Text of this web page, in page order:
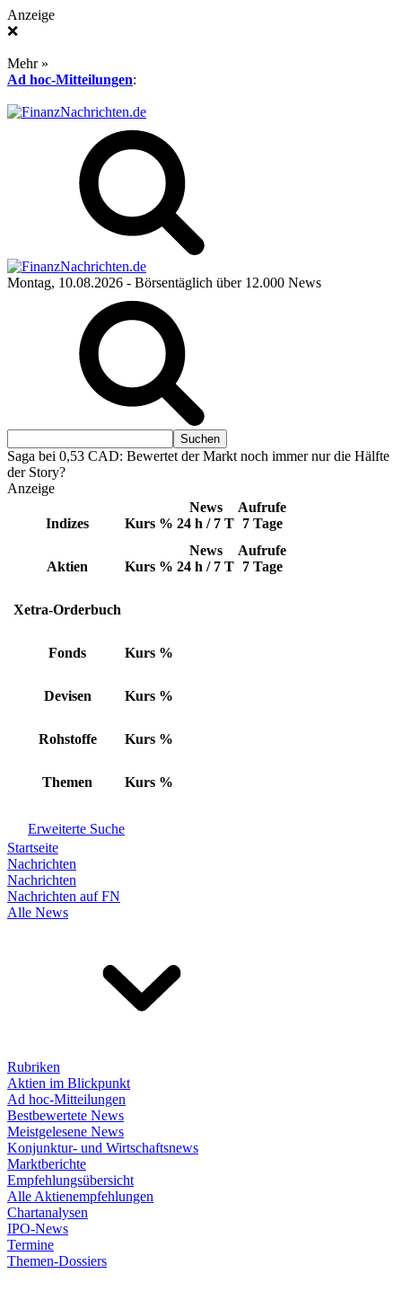
Anzeige
❌
Mehr »
Ad hoc-Mitteilungen:
Montag, 10.08.2026 - Börsentäglich über 12.000 News
Saga bei 0,53 CAD: Bewertet der Markt noch immer nur die Hälfte
der Story?
Anzeige
Indizes Kurs %
News
24 h / 7 T
Aufrufe
7 Tage
Aktien Kurs %
News
24 h / 7 T
Aufrufe
7 Tage
Xetra-Orderbuch
Fonds Kurs %
Devisen Kurs %
Rohstoffe Kurs %
Themen Kurs %
Erweiterte Suche
Startseite
Nachrichten
Nachrichten
Nachrichten auf FN
Alle News
Rubriken
Aktien im Blickpunkt
Ad hoc-Mitteilungen
Bestbewertete News
Meistgelesene News
Konjunktur- und Wirtschaftsnews
Marktberichte
Empfehlungsübersicht
Alle Aktienempfehlungen
Chartanalysen
IPO-News
Termine
Themen-Dossiers